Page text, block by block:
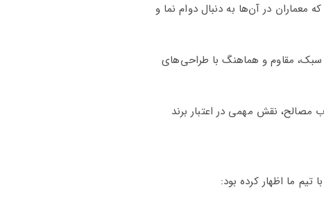
در آن‌ها به دنبال دوام نما و
مقاوم و هماهنگ با طراحی‌های
مصالح، نقش مهمی در اعتبار برند
ما اظهار کرده بود: